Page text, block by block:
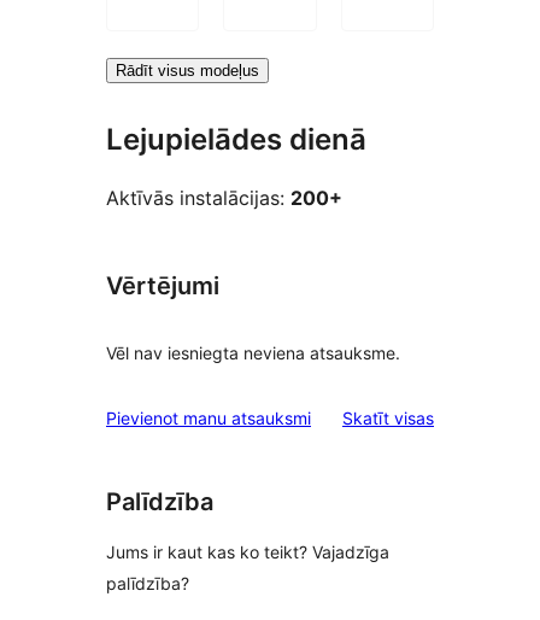
Rādīt visus modeļus
Lejupielādes dienā
Aktīvās instalācijas: 200+
Vērtējumi
Vēl nav iesniegta neviena atsauksme.
Pievienot manu atsauksmi Skatīt visasatsauksmes
Palīdzība
Jums ir kaut kas ko teikt? Vajadzīga
palīdzība?